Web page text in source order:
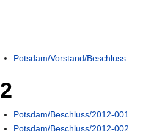
Potsdam/Vorstand/Beschluss
2
Potsdam/Beschluss/2012-001
Potsdam/Beschluss/2012-002